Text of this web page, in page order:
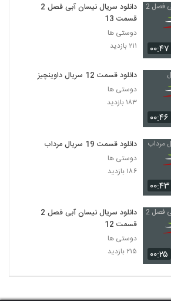
۰۰:۴۷
دانلود سریال نیسان آبی فصل 2
قسمت 13
دوستی ها
۲۱۱ بازدید
۰۰:۴۶
دانلود قسمت 12 سریال داوینچیز
دوستی ها
۱۸۳ بازدید
۰۰:۴۳
دانلود قسمت 19 سریال مرداب
دوستی ها
۱۸۶ بازدید
۰۰:۲۵
دانلود سریال نیسان آبی فصل 2
قسمت 12
دوستی ها
۲۱۵ بازدید